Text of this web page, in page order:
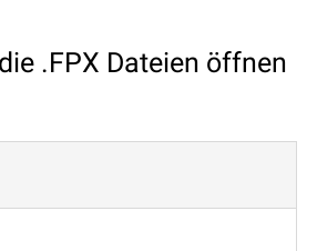
.FPX Dateien öffnen